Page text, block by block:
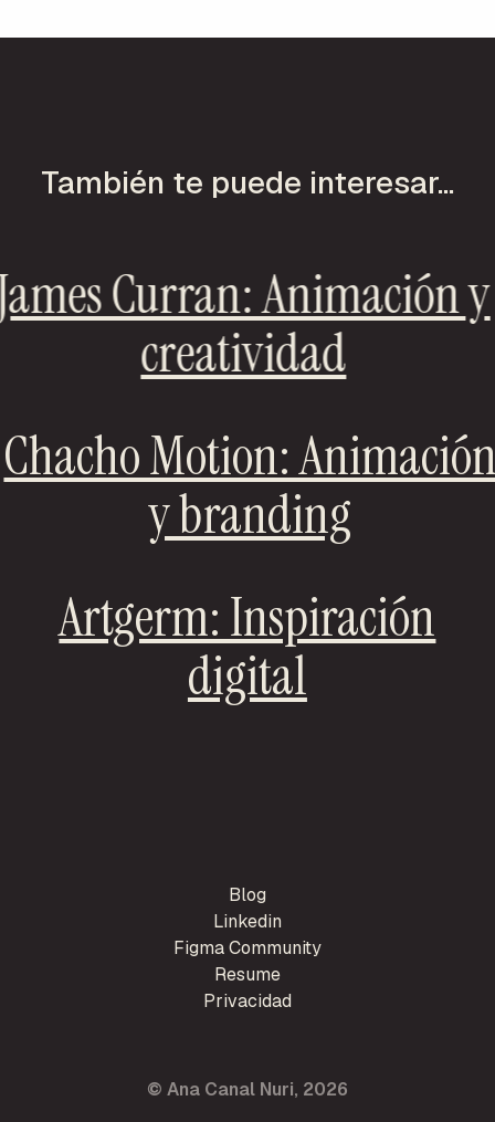
También te puede interesar...
Curran: Animación y
creatividad
Chacho Motion:
y branding
Artgerm: Inspiración
digital
© Ana Canal Nuri, 2026
Blog
Linkedin
Figma Community
Resume
Privacidad